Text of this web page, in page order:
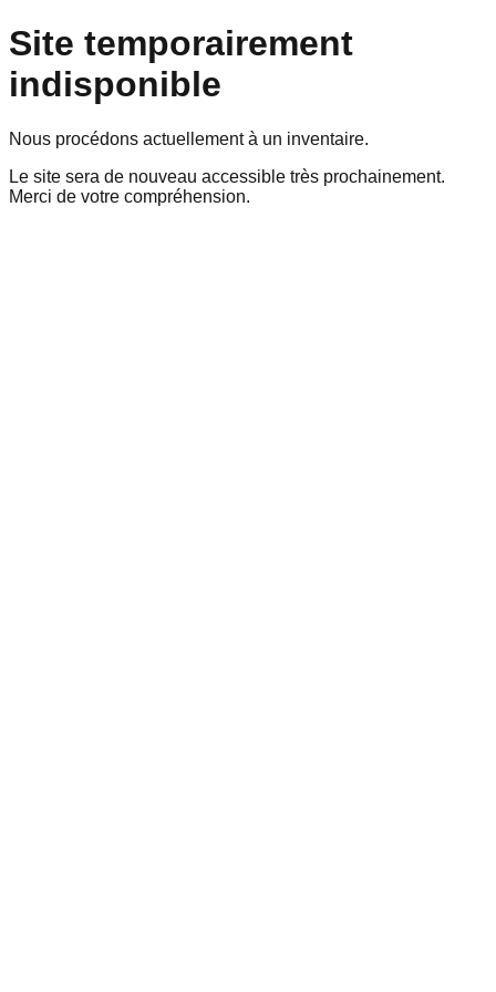
Site temporairement
indisponible
Nous procédons actuellement à un inventaire.
Le site sera de nouveau accessible très prochainement.
Merci de votre compréhension.